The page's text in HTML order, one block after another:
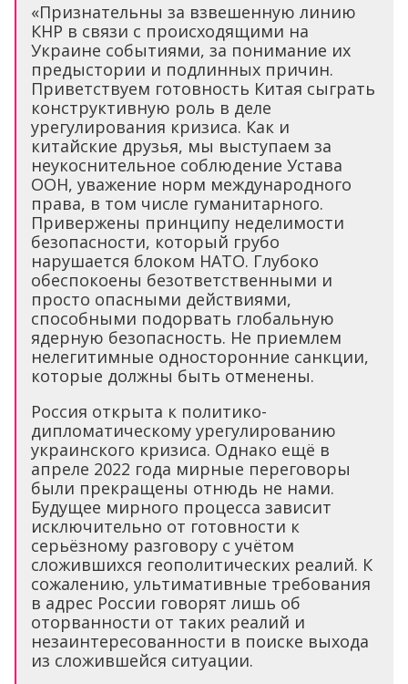
«Признательны за взвешенную линию
КНР в связи с происходящими на
Украине событиями, за понимание их
предыстории и подлинных причин.
Приветствуем готовность Китая сыграть
конструктивную роль в деле
урегулирования кризиса. Как и
китайские друзья, мы выступаем за
неукоснительное соблюдение Устава
ООН, уважение норм международного
права, в том числе гуманитарного.
Привержены принципу неделимости
безопасности, который грубо
нарушается блоком НАТО. Глубоко
обеспокоены безответственными и
просто опасными действиями,
способными подорвать глобальную
ядерную безопасность. Не приемлем
нелегитимные односторонние санкции,
которые должны быть отменены.
Россия открыта к политико-
дипломатическому урегулированию
украинского кризиса. Однако ещё в
апреле 2022 года мирные переговоры
были прекращены отнюдь не нами.
Будущее мирного процесса зависит
исключительно от готовности к
серьёзному разговору с учётом
сложившихся геополитических реалий. К
сожалению, ультимативные требования
в адрес России говорят лишь об
оторванности от таких реалий и
незаинтересованности в поиске выхода
из сложившейся ситуации.